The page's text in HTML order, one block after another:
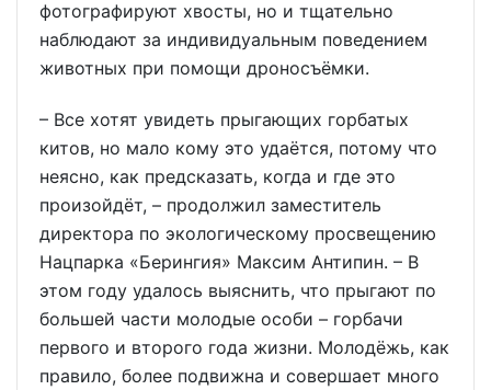
фотографируют хвосты, но и тщательно
наблюдают за индивидуальным поведением
животных при помощи дроносъёмки.
– Все хотят увидеть прыгающих горбатых
китов, но мало кому это удаётся, потому что
неясно, как предсказать, когда и где это
произойдёт, – продолжил заместитель
директора по экологическому просвещению
Нацпарка «Берингия» Максим Антипин. – В
этом году удалось выяснить, что прыгают по
большей части молодые особи – горбачи
первого и второго года жизни. Молодёжь, как
правило, более подвижна и совершает много